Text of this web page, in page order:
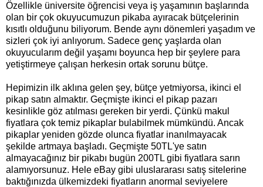
Özellikle üniversite öğrencisi veya iş yaşamının başlarında
olan bir çok okuyucumuzun pikaba ayıracak bütçelerinin
kısıtlı olduğunu biliyorum. Bende aynı dönemleri yaşadım ve
sizleri çok iyi anlıyorum. Sadece genç yaşlarda olan
okuyucularım değil yaşamı boyunca hep bir şeylere para
yetiştirmeye çalışan herkesin ortak sorunu bütçe.
Hepimizin ilk aklına gelen şey, bütçe yetmiyorsa, ikinci el
pikap satın almaktır. Geçmişte ikinci el pikap pazarı
kesinlikle göz atılması gereken bir yerdi. Çünkü makul
fiyatlara çok temiz pikaplar bulabilmek mümkündü. Ancak
pikaplar yeniden gözde olunca fiyatlar inanılmayacak
şekilde artmaya başladı. Geçmişte 50TL'ye satın
almayacağınız bir pikabı bugün 200TL gibi fiyatlara sarın
alamıyorsunuz. Hele eBay gibi uluslararası satış sitelerine
baktığınızda ülkemizdeki fiyatların anormal seviyelere